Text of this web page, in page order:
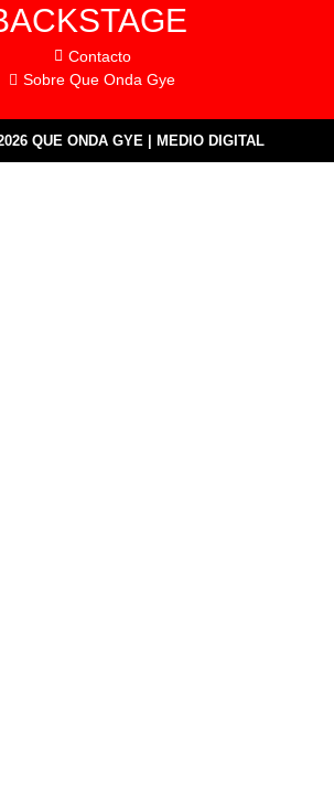
Contacto
Sobre Que Onda Gye
QUE ONDA GYE | MEDIO DIGITAL